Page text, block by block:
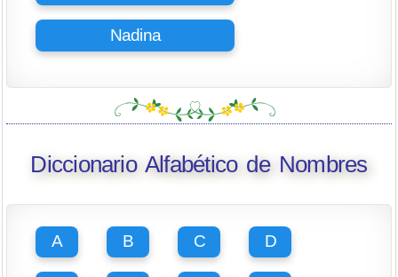
Nadina
Diccionario Alfabético de Nombres
A B C D